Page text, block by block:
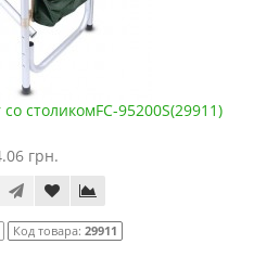
столикомFC-95200S(29911)
грн.
Код товара: 29911